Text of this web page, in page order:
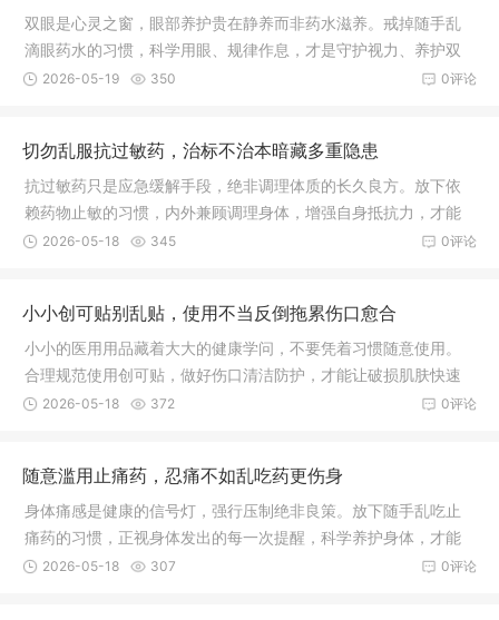
双眼是心灵之窗，眼部养护贵在静养而非药水滋养。戒掉随手乱
滴眼药水的习惯，科学用眼、规律作息，才是守护视力、养护双
眼最稳妥长久的方式。
0评论
2026-05-19 350
切勿乱服抗过敏药，治标不治本暗藏多重隐患
抗过敏药只是应急缓解手段，绝非调理体质的长久良方。放下依
赖药物止敏的习惯，内外兼顾调理身体，增强自身抵抗力，才能
从根本上减少过敏发作，安稳守护身体健康。
0评论
2026-05-18 345
小小创可贴别乱贴，使用不当反倒拖累伤口愈合
小小的医用用品藏着大大的健康学问，不要凭着习惯随意使用。
合理规范使用创可贴，做好伤口清洁防护，才能让破损肌肤快速
愈合，远离皮肤感染困扰。
0评论
2026-05-18 372
随意滥用止痛药，忍痛不如乱吃药更伤身
身体痛感是健康的信号灯，强行压制绝非良策。放下随手乱吃止
痛药的习惯，正视身体发出的每一次提醒，科学养护身体，才能
远离病痛折磨，守护身心长久安康。
0评论
2026-05-18 307